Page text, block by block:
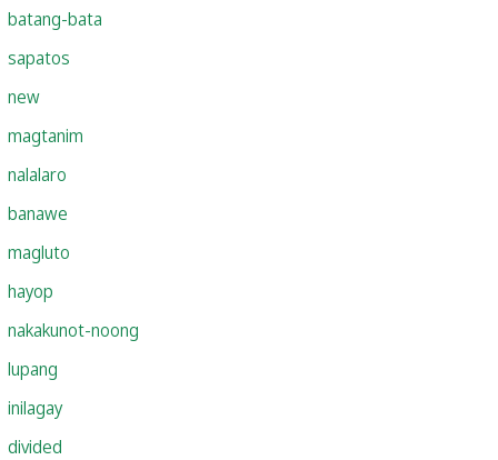
batang-bata
sapatos
new
magtanim
nalalaro
banawe
magluto
hayop
nakakunot-noong
lupang
inilagay
divided